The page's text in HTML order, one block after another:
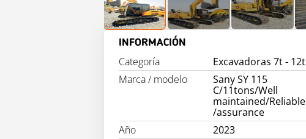
INFORMACIÓN
Categoría
Excavadoras 7t - 12t
Marca / modelo
Sany SY 115
C/11tons/Well
maintained/Reliable
/assurance
Año
2023